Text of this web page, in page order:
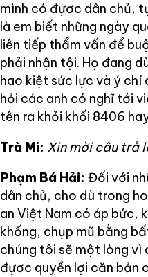
mình có đựơc dân chủ,
là em biết những ngày
liên tiếp thẩm vấn để
phải nhận tội. Họ đang
hao kiệt sức lực và ý chí
hỏi các anh có nghĩ tới
tên ra khỏi khối 8406
Trà Mi: Xin mời câu trả
Phạm Bá Hải: Đối với
dân chủ, cho dù trong
an Việt Nam có áp bức,
khống, chụp mũ bằng
chúng tôi sẽ một lòng vì
đựơc quyền lợi căn bản